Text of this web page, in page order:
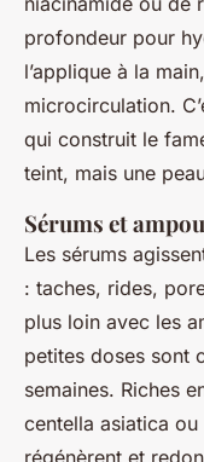
profondeur pour
l’applique à la
microcirculation.
qui construit le
teint, mais une
Sérums et
Les sérums
: taches, rides,
plus loin avec les
petites doses sont
semaines. Riches
centella asiatica
régénèrent et